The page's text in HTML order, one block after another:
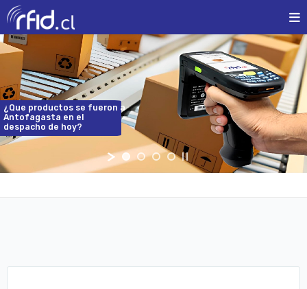
¿Que productos se fueron a
Antofagasta en el
despacho de hoy?